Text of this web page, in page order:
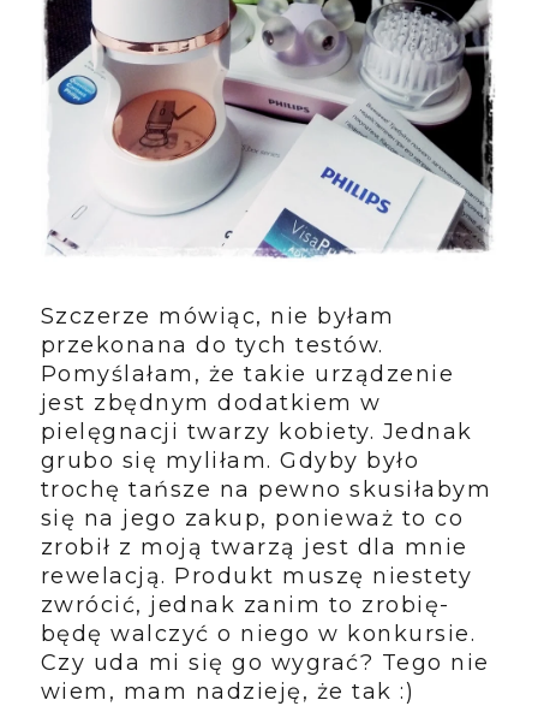
Szczerze mówiąc, nie byłam
przekonana do tych testów.
Pomyślałam, że takie urządzenie
jest zbędnym dodatkiem w
pielęgnacji twarzy kobiety. Jednak
grubo się myliłam. Gdyby było
trochę tańsze na pewno skusiłabym
się na jego zakup, ponieważ to co
zrobił z moją twarzą jest dla mnie
rewelacją. Produkt muszę niestety
zwrócić, jednak zanim to zrobię-
będę walczyć o niego w konkursie.
Czy uda mi się go wygrać? Tego nie
wiem, mam nadzieję, że tak :)